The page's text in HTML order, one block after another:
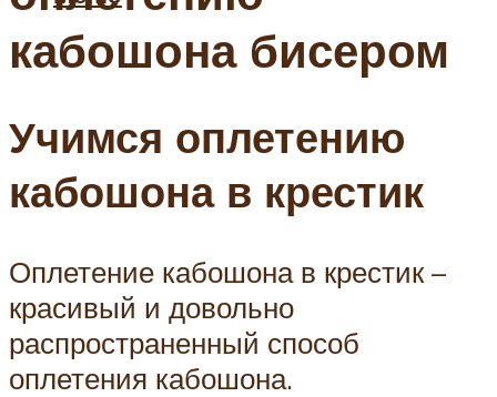
кабошона бисером
Учимся оплетению
кабошона в крестик
Оплетение кабошона в крестик –
красивый и довольно
распространенный способ
оплетения кабошона.